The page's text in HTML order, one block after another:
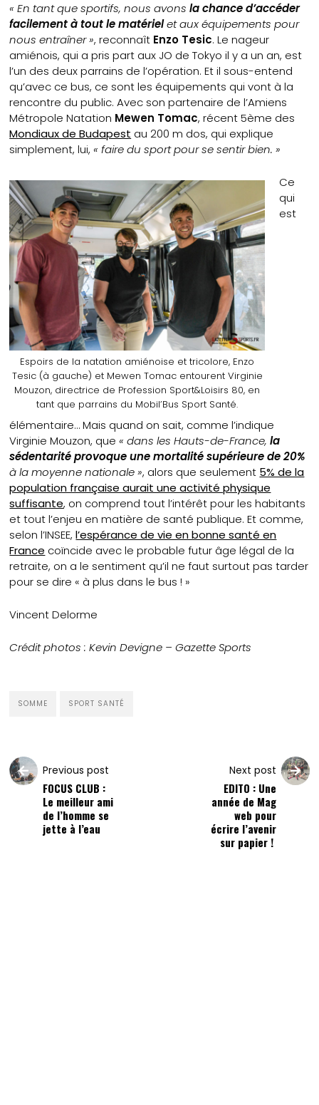
« En tant que sportifs, nous avonsla chance d’accéder
facilement à tout le matérielet aux équipements pour
nous entraîner », reconnaît Enzo Tesic. Le nageur
amiénois, qui a pris part aux JO de Tokyo il y a un an, est
l’un des deux parrains de l’opération. Et il sous-entend
qu’avec ce bus, ce sont les équipements qui vont à la
rencontre du public. Avec son partenaire de l’Amiens
Métropole Natation Mewen Tomac, récent 5ème des
Mondiaux de Budapest au 200 m dos, qui explique
simplement, lui,« faire du sport pour se sentir bien. »
Espoirs de la natation amiénoise et tricolore, Enzo
Tesic (à gauche) et Mewen Tomac entourent Virginie
Mouzon, directrice de Profession Sport&Loisirs 80, en
tant que parrains du Mobil’Bus Sport Santé.
Ce
qui
est
élémentaire… Mais quand on sait, comme l’indique
Virginie Mouzon, que « dans les Hauts-de-France,la
sédentarité provoque une mortalité supérieure de 20%
à la moyenne nationale », alors que seulement 5% de la
population française aurait une activité physique
suffisante, on comprend tout l’intérêt pour les habitants
et tout l’enjeu en matière de santé publique. Et comme,
selon l’INSEE,l’espérance de vie en bonne santé en
France coïncide avec le probable futur âge légal de la
retraite, on a le sentiment qu’il ne faut surtout pas tarder
pour se dire « à plus dans le bus ! »
Vincent Delorme
Crédit photos : Kevin Devigne – Gazette Sports
SOMME SPORT SANTÉ
Previous post
FOCUS CLUB :
Le meilleur ami
de l’homme se
jette à l’eau
Next post
EDITO : Une
année de Mag
web pour
écrire l’avenir
sur papier !